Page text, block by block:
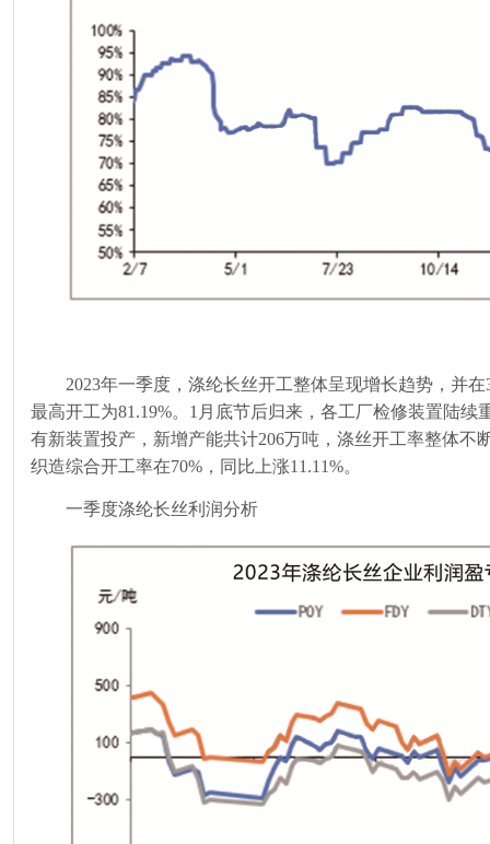
2023年一季度，涤纶长丝开工整体呈现增长趋势，并在
最高开工为81.19%。 1 月底节后归来，各工厂检修装置陆续
有新装置投产，新增产能共计206万吨，涤丝开工率整体不
织造综合开工率在70% ，同比上涨11.11%。
一季度涤纶长丝利润分析